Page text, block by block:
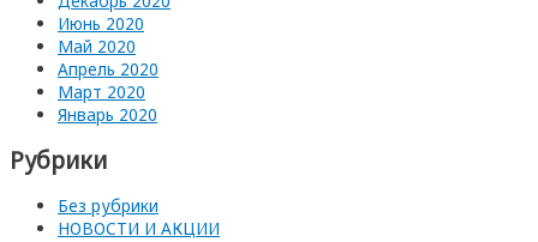
Июнь 2020
Май 2020
Апрель 2020
Март 2020
Январь 2020
Рубрики
Без рубрики
НОВОСТИ И АКЦИИ